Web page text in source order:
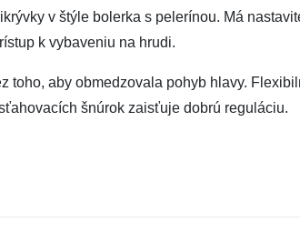
v štýle bolerka s pelerínou. Má
k vybaveniu na hrudi.
aby obmedzovala pohyb hlavy.
šnúrok zaisťuje dobrú reguláciu.